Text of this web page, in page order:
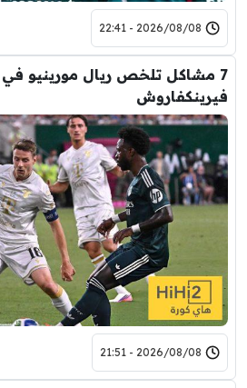
2026/08/08 - 22:41
7 مشاكل تلخص ريال مورينيو في
فيرينكفاروش
2026/08/08 - 21:51